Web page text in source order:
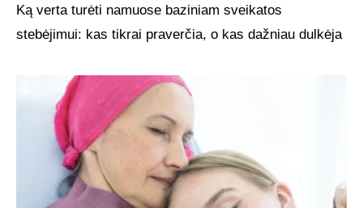
Ką verta turėti namuose baziniam sveikatos
stebėjimui: kas tikrai praverčia, o kas dažniau dulkėja